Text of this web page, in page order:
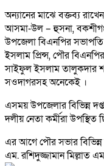
অন্যানের মাঝে বক্তব্য
আসমা-উল – হুসনা,
উপজেলা বিএনপির
ইসলাম প্রিন্স, পৌর
সাইফুল ইসলাম তালুকদার
সওদাগরসহ অনেকেই ।
এসময় উপজেলার বিভিন্ন
দলীয় নেতা কর্মীরা উপস্থিত
এর আগে পৌর সভার বিভিন্ন
এম. রশিদুজ্জামান মিল্লাত